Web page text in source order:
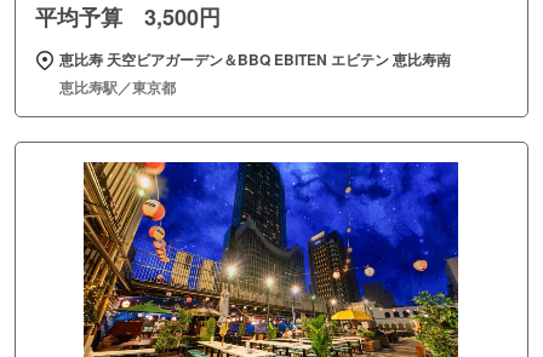
平均予算 3,500円
恵比寿 天空ビアガーデン＆BBQ EBITEN エビテン 恵比寿南
恵比寿駅／東京都